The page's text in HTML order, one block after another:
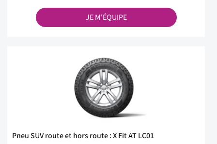
JE M'ÉQUIPE
Pneu SUV route et hors route : X Fit AT LC01